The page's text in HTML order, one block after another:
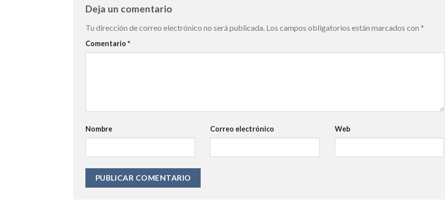
Deja un comentario
Tu dirección de correo electrónico no será publicada. Los campos obligatorios están marcados con *
Comentario *
Nombre Correo electrónico Web